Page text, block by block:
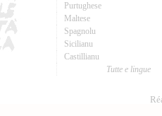
Purtughese
Maltese
Spagnolu
Sicilianu
Castillianu
Tutte e lingue